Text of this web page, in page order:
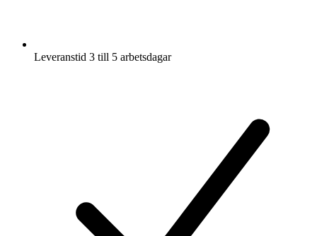
Leveranstid 3 till 5 arbetsdagar